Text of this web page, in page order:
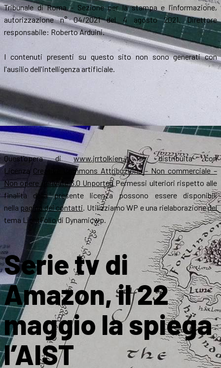
Tribunale di Roma - Sezione per la stampa e l’informazione,
autorizzazione n° 04/2021 del 4 agosto 2021. Direttore
responsabile: Roberto Arduini.
I contenuti presenti su questo sito non sono generati con
l'ausilio dell'intelligenza artificiale.
Quest’opera diwww.jrrtolkien.itè distribuita con
Licenza Creative Commons Attribuzione – Non commerciale –
Non opere derivate 3.0 UnportedPermessi ulteriori rispetto alle
finalità della presente licenza possono essere disponibili
nella pagina dei contatti. Utilizziamo WP e una rielaborazione del
tema LightFolio di Dynamicwp.
Serie tv di
Amazon, il 22
maggio la spiega
l’AIST